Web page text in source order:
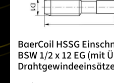
BaerCoil HSSG
BSW 1/2 x 12 EG (mit